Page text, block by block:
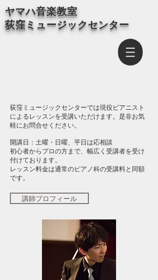
​ヤマハ音楽教室
荻窪ミュージックセンター
荻窪ミュージックセンターでは現役ピアニスト
によるレッスンを受講いただけます。是非お気
軽にお問合せください。
開講日：土曜・日曜、平日は応相談
初心者からプロの方まで、幅広く受講者を受け
付けております。
​レッスン料金は通常のピアノ科の受講料と同額
です。
講師プロフィール